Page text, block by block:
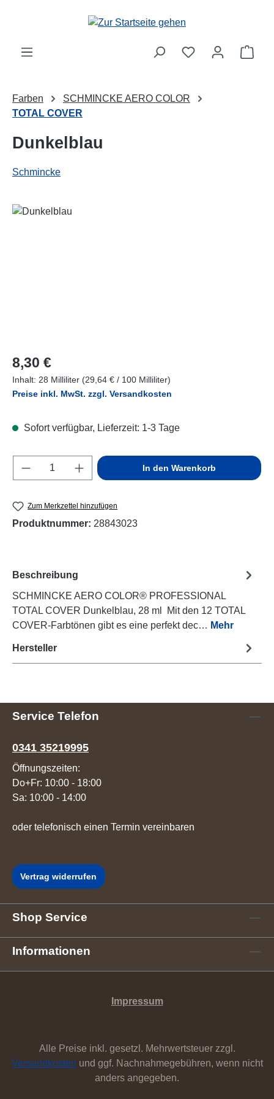
Zum Hauptinhalt springen
Farben
SCHMINCKE AERO COLOR
TOTAL COVER
Dunkelblau
Schmincke
Bildergalerie überspringen
Regulärer Preis:
8,30 €
Inhalt: 28 Milliliter (29,64 € / 100 Milliliter)
Preise inkl. MwSt. zzgl. Versandkosten
Sofort verfügbar, Lieferzeit: 1-3 Tage
Produkt Anzahl: Gib den gewünschten
In den Warenkorb
Zum Merkzettel hinzufügen
Produktnummer: 28843023
Beschreibung
SCHMINCKE AERO COLOR® PROFESSIONAL
TOTAL COVER Dunkelblau, 28 ml Mit den 12 TOTAL
COVER-Farbtönen gibt es eine perfekt dec… Mehr
Hersteller
Service Telefon
0341 35219995
Öffnungszeiten:
Do+Fr: 10:00 - 18:00
Sa: 10:00 - 14:00
oder telefonisch einen Termin vereinbaren
Vertrag widerrufen
Shop Service
Informationen
Impressum
Alle Preise inkl. gesetzl. Mehrwertsteuer zzgl.
Versandkosten und ggf. Nachnahmegebühren, wenn nicht
anders angegeben.